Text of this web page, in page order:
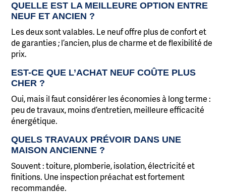
QUELLE EST LA MEILLEURE OPTION ENTRE
NEUF ET ANCIEN ?
Les deux sont valables. Le neuf offre plus de confort et
de garanties ; l’ancien, plus de charme et de flexibilité de
prix.
EST-CE QUE L’ACHAT NEUF COÛTE PLUS
CHER ?
Oui, mais il faut considérer les économies à long terme :
peu de travaux, moins d’entretien, meilleure efficacité
énergétique.
QUELS TRAVAUX PRÉVOIR DANS UNE
MAISON ANCIENNE ?
Souvent : toiture, plomberie, isolation, électricité et
finitions. Une inspection préachat est fortement
recommandée.